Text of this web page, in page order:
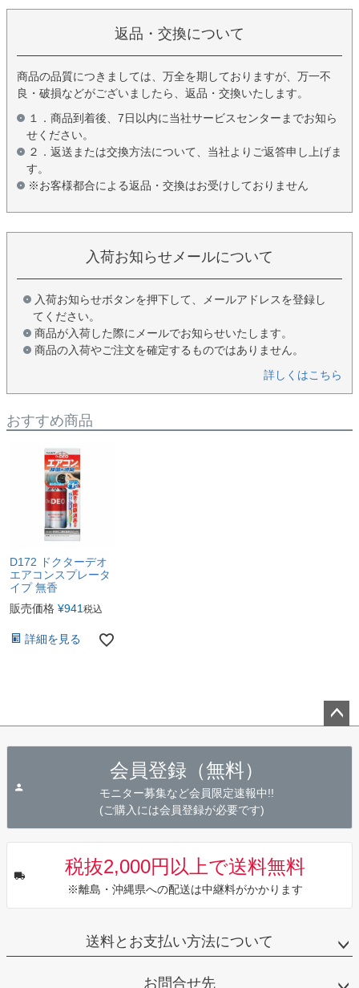
返品・交換について
商品の品質につきましては、万全を期しておりますが、万一不
良・破損などがございましたら、返品・交換いたします。
１．商品到着後、7日以内に当社サービスセンターまでお知ら
せください。
２．返送または交換方法について、当社よりご返答申し上げま
す。
※お客様都合による返品・交換はお受けしておりません
入荷お知らせメールについて
入荷お知らせボタンを押下して、メールアドレスを登録し
てください。
商品が入荷した際にメールでお知らせいたします。
商品の入荷やご注文を確定するものではありません。
詳しくはこちら
おすすめ商品
D172 ドクターデオ
エアコンスプレータ
イプ 無香
販売価格 ¥941 税込
詳細を見る
会員登録（無料）
モニター募集など会員限定速報中!!
(ご購入には会員登録が必要です)
税抜2,000円以上で送料無料
※離島・沖縄県への配送は中継料がかかります
送料とお支払い方法について
お問合せ先